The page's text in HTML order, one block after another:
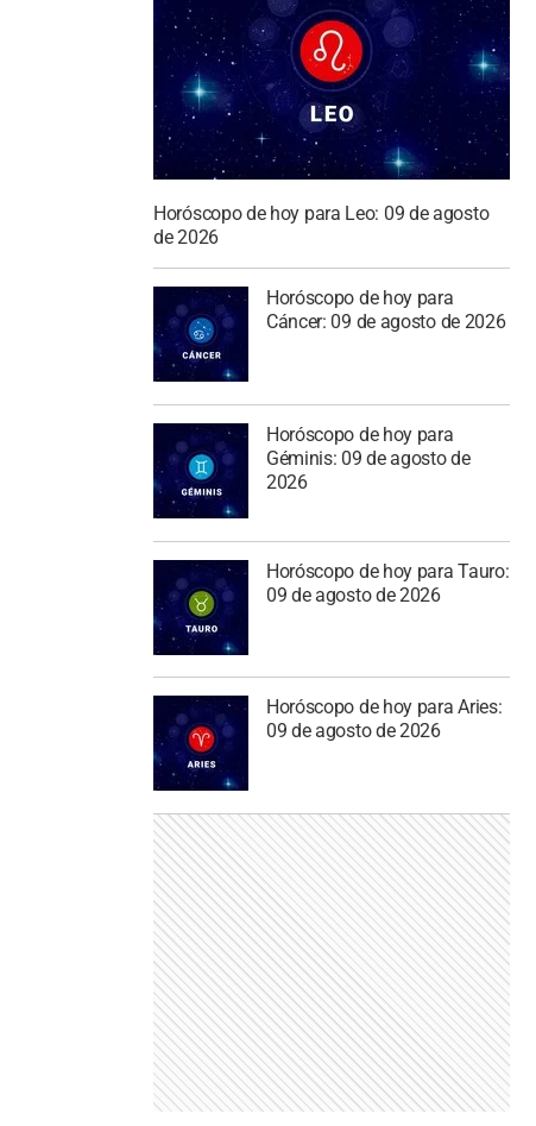
Horóscopo de hoy para Leo: 09 de agosto
de 2026
Horóscopo de hoy para
Cáncer: 09 de agosto de 2026
Horóscopo de hoy para
Géminis: 09 de agosto de
2026
Horóscopo de hoy para Tauro:
09 de agosto de 2026
Horóscopo de hoy para Aries:
09 de agosto de 2026